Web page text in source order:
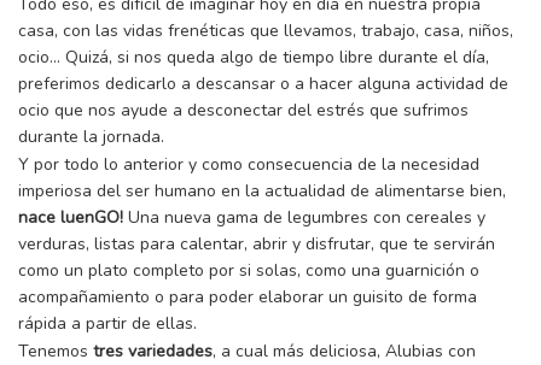
casa, con las vidas frenéticas que llevamos, trabajo, casa, niños,
ocio… Quizá, si nos queda algo de tiempo libre durante el día,
preferimos dedicarlo a descansar o a hacer alguna actividad de
ocio que nos ayude a desconectar del estrés que sufrimos
durante la jornada.
Y por todo lo anterior y como consecuencia de la necesidad
imperiosa del ser humano en la actualidad de alimentarse bien,
nace luenGO! Una nueva gama de legumbres con cereales y
verduras, listas para calentar, abrir y disfrutar, que te servirán
como un plato completo por si solas, como una guarnición o
acompañamiento o para poder elaborar un guisito de forma
rápida a partir de ellas.
Tenemos tres variedades, a cual más deliciosa, Alubias con